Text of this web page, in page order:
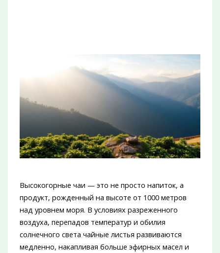
Высокогорные чаи — это не просто напиток, а
продукт, рожденный на высоте от 1000 метров
над уровнем моря. В условиях разреженного
воздуха, перепадов температур и обилия
солнечного света чайные листья развиваются
медленно, накапливая больше эфирных масел и